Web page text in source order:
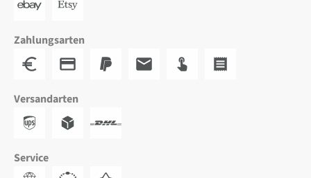
Zahlungsarten
Versandarten
Service